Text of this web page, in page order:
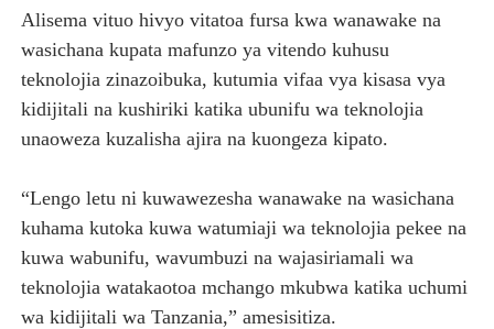
Alisema vituo hivyo vitatoa fursa kwa wanawake na
wasichana kupata mafunzo ya vitendo kuhusu
teknolojia zinazoibuka, kutumia vifaa vya kisasa vya
kidijitali na kushiriki katika ubunifu wa teknolojia
unaoweza kuzalisha ajira na kuongeza kipato.
“Lengo letu ni kuwawezesha wanawake na wasichana
kuhama kutoka kuwa watumiaji wa teknolojia pekee na
kuwa wabunifu, wavumbuzi na wajasiriamali wa
teknolojia watakaotoa mchango mkubwa katika uchumi
wa kidijitali wa Tanzania,” amesisitiza.